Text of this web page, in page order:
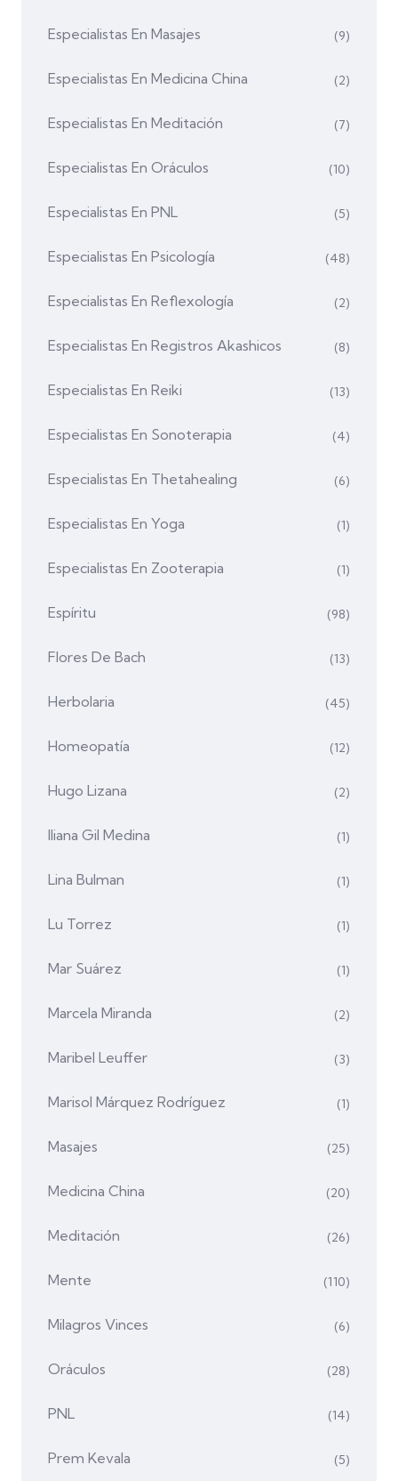
Especialistas En Masajes (9)
Especialistas En Medicina China (2)
Especialistas En Meditación (7)
Especialistas En Oráculos (10)
Especialistas En PNL (5)
Especialistas En Psicología (48)
Especialistas En Reflexología (2)
Especialistas En Registros Akashicos (8)
Especialistas En Reiki (13)
Especialistas En Sonoterapia (4)
Especialistas En Thetahealing (6)
Especialistas En Yoga (1)
Especialistas En Zooterapia (1)
Espíritu (98)
Flores De Bach (13)
Herbolaria (45)
Homeopatía (12)
Hugo Lizana (2)
Iliana Gil Medina (1)
Lina Bulman (1)
Lu Torrez (1)
Mar Suárez (1)
Marcela Miranda (2)
Maribel Leuffer (3)
Marisol Márquez Rodríguez (1)
Masajes (25)
Medicina China (20)
Meditación (26)
Mente (110)
Milagros Vinces (6)
Oráculos (28)
PNL (14)
Prem Kevala (5)